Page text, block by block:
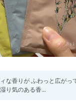
な香りが ふわっと広がっ
り気のある香...